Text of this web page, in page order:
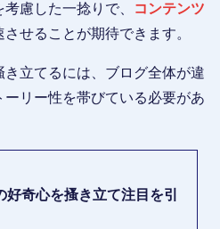
慮した一捻りで、
コンテンツ
せることが期待できます。
立てるには、ブログ全体が違
リー性を帯びている必要があ
好奇心を搔き立て注目を引